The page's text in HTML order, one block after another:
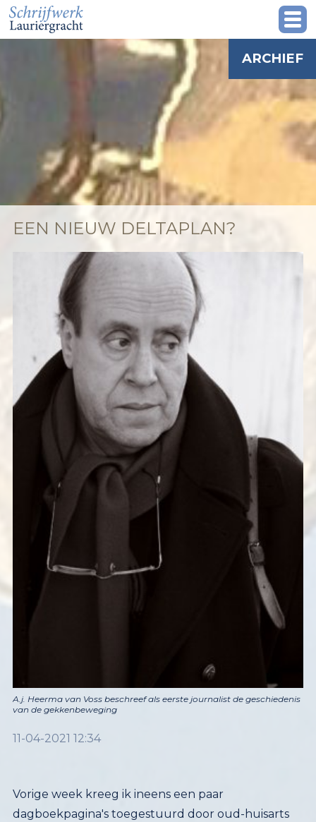
ARCHIEF
EEN NIEUW DELTAPLAN?
A.j. Heerma van Voss beschreef als eerste journalist de geschiedenis
van de gekkenbeweging
11-04-2021 12:34
Vorige week kreeg ik ineens een paar
dagboekpagina's toegestuurd door oud-huisarts